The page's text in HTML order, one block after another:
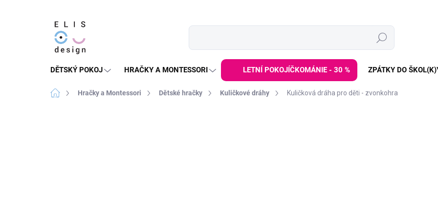
Hledat
DĚTSKÝ POKOJ HRAČKY A MONTESSORI LETNÍ POKOJÍČKOMÁNIE - 30 % ZPÁTKY DO
Domů Hračky a Montessori Dětské hračky Kuličkové dráhy Kuličková dráha pro děti - zvonkohra